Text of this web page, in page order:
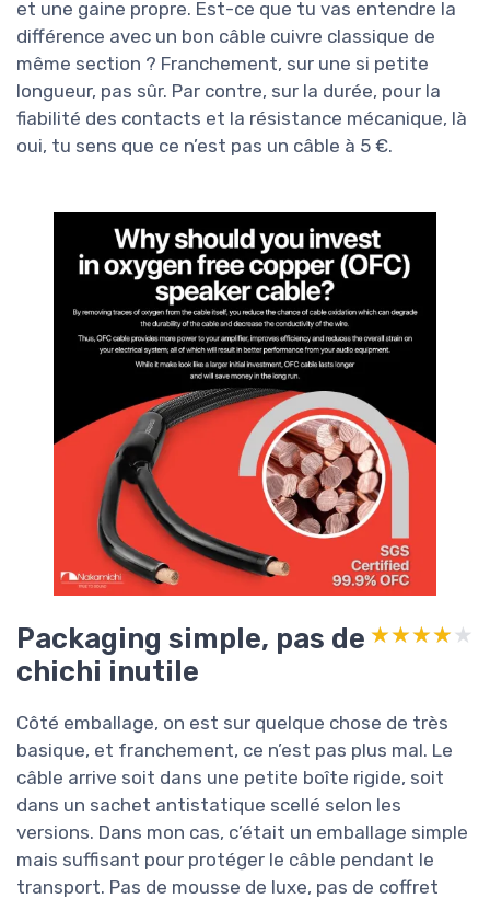
et une gaine propre. Est-ce que tu vas entendre la
différence avec un bon câble cuivre classique de
même section ? Franchement, sur une si petite
longueur, pas sûr. Par contre, sur la durée, pour la
fiabilité des contacts et la résistance mécanique, là
oui, tu sens que ce n’est pas un câble à 5 €.
Packaging simple, pas de
chichi inutile
★★★★★
★★★★★
Côté emballage, on est sur quelque chose de très
basique, et franchement, ce n’est pas plus mal. Le
câble arrive soit dans une petite boîte rigide, soit
dans un sachet antistatique scellé selon les
versions. Dans mon cas, c’était un emballage simple
mais suffisant pour protéger le câble pendant le
transport. Pas de mousse de luxe, pas de coffret